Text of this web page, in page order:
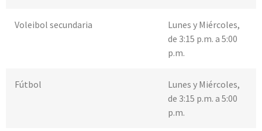
Voleibol secundaria
Lunes y Miércoles,
de 3:15 p.m. a 5:00
p.m.
Fútbol
Lunes y Miércoles,
de 3:15 p.m. a 5:00
p.m.